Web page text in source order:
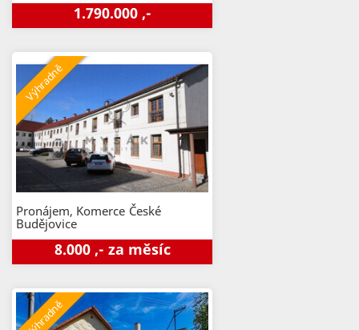
1.790.000 ,-
Pronájem, Komerce České
Budějovice
8.000 ,- za měsíc